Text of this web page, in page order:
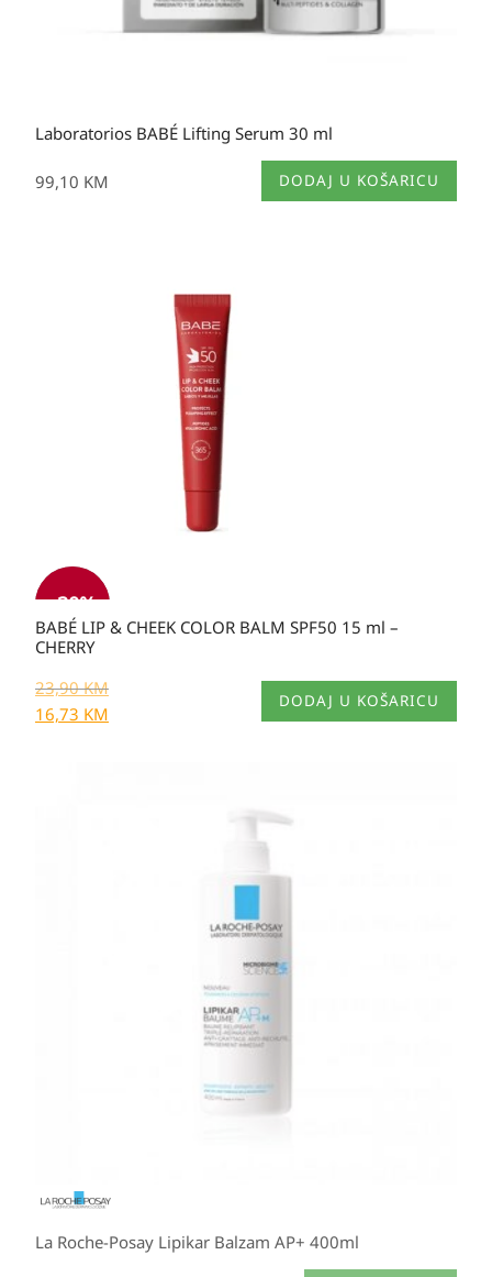
Laboratorios BABÉ Lifting Serum 30 ml
99,10 KM DODAJ U KOŠARICU
-30%
BABÉ LIP & CHEEK COLOR BALM SPF50 15 ml –
CHERRY
23,90KM
16,73 KM
DODAJ U KOŠARICU
La Roche-Posay Lipikar Balzam AP+ 400ml